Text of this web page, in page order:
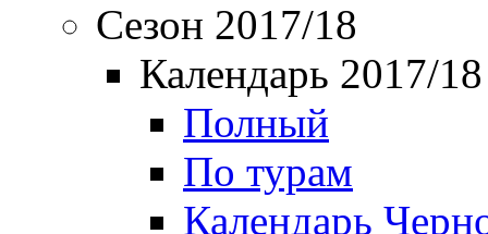
Сезон 2017/18
Календарь 2017/18
Полный
По турам
Календарь